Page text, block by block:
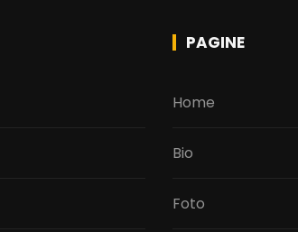
PAGINE
Home
Bio
Foto